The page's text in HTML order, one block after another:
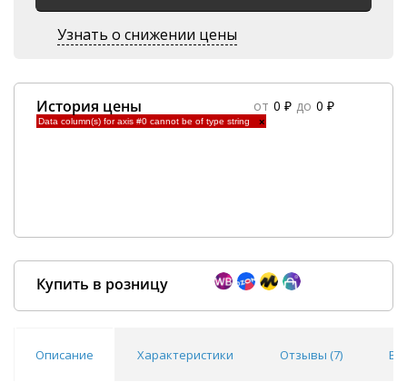
Узнать о снижении цены
История цены от 0 ₽ до 0 ₽
Data column(s) for axis #0 cannot be of type string ×
Купить в розницу
Описание Характеристики Отзывы (7)